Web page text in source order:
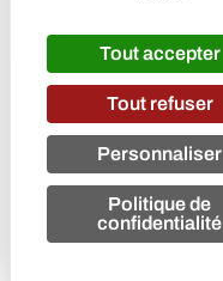
Tout accepter
Tout refuser
Personnaliser
Politique de
confidentialité